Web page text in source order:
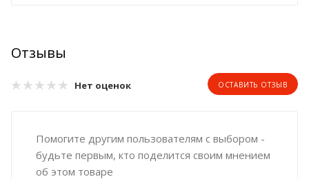
Отзывы
Нет оценок ОСТАВИТЬ ОТЗЫВ
Помогите другим пользователям с выбором -
будьте первым, кто поделится своим мнением
об этом товаре